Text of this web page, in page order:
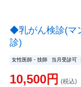
◆乳がん検診(マ
診)
女性医師・技師 当月受診可
10,500円 (税込)